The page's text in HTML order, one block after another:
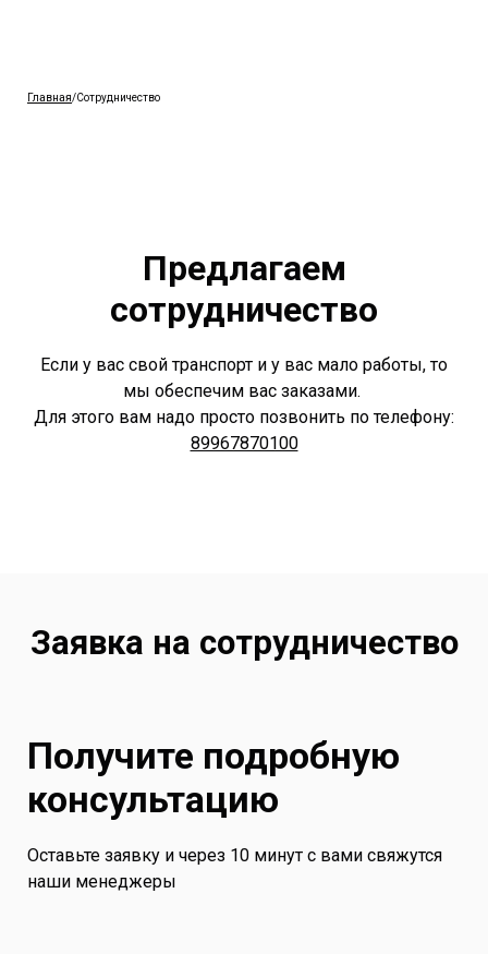
Главная/Сотрудничество
Предлагаем
сотрудничество
Если у вас свой транспорт и у вас мало работы, то
мы обеспечим вас заказами.
Для этого вам надо просто позвонить по телефону:
89967870100
Заявка на сотрудничество
Получите подробную
консультацию
Оставьте заявку и через 10 минут с вами свяжутся
наши менеджеры